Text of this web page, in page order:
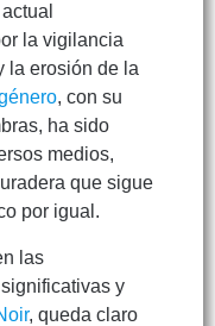
la vigilancia
la erosión de la
, con su
ha sido
medios,
que sigue
por igual.
las
y
, queda claro